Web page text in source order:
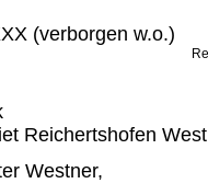
(verborgen w.o.)
Reichertshofen West
Westner,